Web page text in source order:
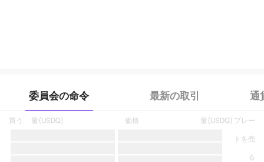
委員会の命令 最新の取引 通
買う 量(USDQ) 価格
プレー
トを売
る
量(USDQ)